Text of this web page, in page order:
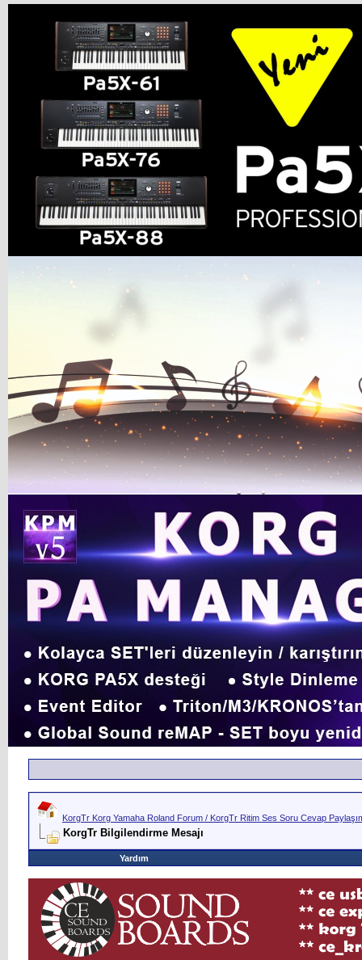
KorgTr Korg Yamaha Roland Forum / KorgTr Ritim Ses Soru Cevap
KorgTr Bilgilendirme Mesajı
Yardım